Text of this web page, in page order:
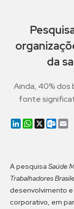
da
Ainda, 40% dos
fonte
LinkedIn
WhatsApp
X
A pesquisa Saúde
Trabalhadores
desenvolvimento
corporativo, em